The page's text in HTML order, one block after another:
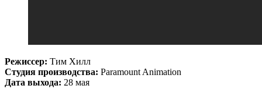
Режиссер: Тим Хилл
Студия производства: Paramount Animation
Дата выхода: 28 мая